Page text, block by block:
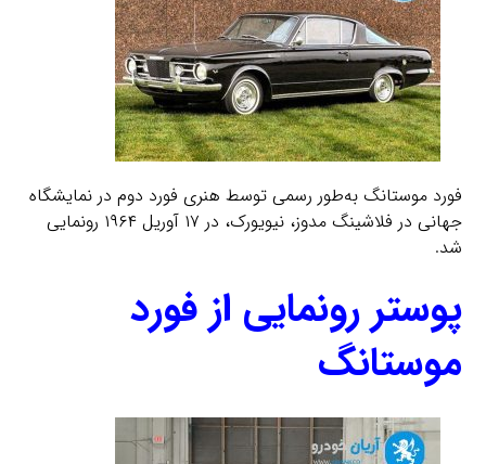
فورد موستانگ به‌طور رسمی توسط هنری فورد دوم در نمایشگاه
جهانی در فلاشینگ مدوز، نیویورک، در ۱۷ آوریل ۱۹۶۴ رونمایی
شد.
پوستر رونمایی از فورد
موستانگ